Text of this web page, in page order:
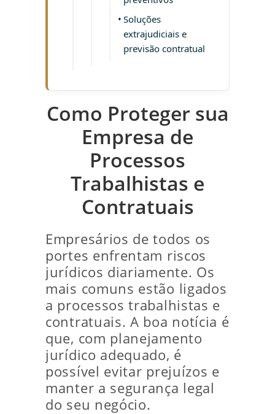
Soluções
extrajudiciais e
previsão contratual
Como Proteger sua
Empresa de
Processos
Trabalhistas e
Contratuais
Empresários de todos os
portes enfrentam riscos
jurídicos diariamente. Os
mais comuns estão ligados
a processos trabalhistas e
contratuais. A boa notícia é
que, com planejamento
jurídico adequado, é
possível evitar prejuízos e
manter a segurança legal
do seu negócio.